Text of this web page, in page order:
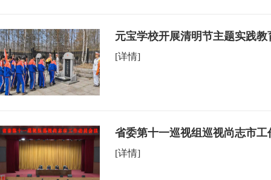
元宝学校开展清明节主题实践教
[详情]
省委第十一巡视组巡视尚志市工
[详情]